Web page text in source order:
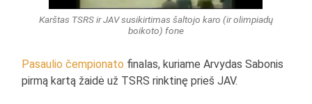
Karštas TSRS ir JAV susikirtimas šaltojo karo (ir olimpiadų
boikoto) fone
Pasaulio čempionato finalas, kuriame Arvydas Sabonis
pirmą kartą žaidė už TSRS rinktinę prieš JAV.